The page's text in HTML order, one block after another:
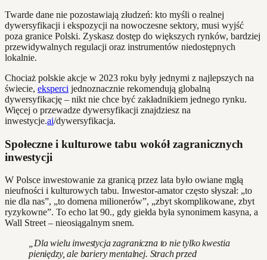
Twarde dane nie pozostawiają złudzeń: kto myśli o realnej
dywersyfikacji i ekspozycji na nowoczesne sektory, musi wyjść
poza granice Polski. Zyskasz dostęp do większych rynków, bardziej
przewidywalnych regulacji oraz instrumentów niedostępnych
lokalnie.
Chociaż polskie akcje w 2023 roku były jednymi z najlepszych na
świecie, eksperci jednoznacznie rekomendują globalną
dywersyfikację – nikt nie chce być zakładnikiem jednego rynku.
Więcej o przewadze dywersyfikacji znajdziesz na
inwestycje.ai/dywersyfikacja.
Społeczne i kulturowe tabu wokół zagranicznych
inwestycji
W Polsce inwestowanie za granicą przez lata było owiane mgłą
nieufności i kulturowych tabu. Inwestor-amator często słyszał: „to
nie dla nas”, „to domena milionerów”, „zbyt skomplikowane, zbyt
ryzykowne”. To echo lat 90., gdy giełda była synonimem kasyna, a
Wall Street – nieosiągalnym snem.
„Dla wielu inwestycja zagraniczna to nie tylko kwestia
pieniędzy, ale bariery mentalnej. Strach przed